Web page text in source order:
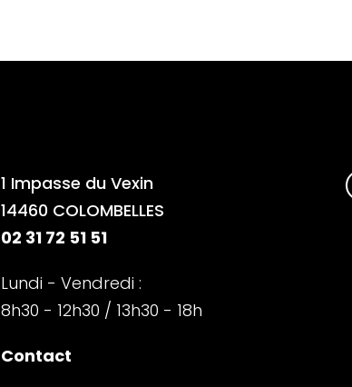
1 Impasse du Vexin
14460 COLOMBELLES
02 31 72 51 51
Lundi - Vendredi :
8h30 - 12h30 / 13h30 - 18h
Contact